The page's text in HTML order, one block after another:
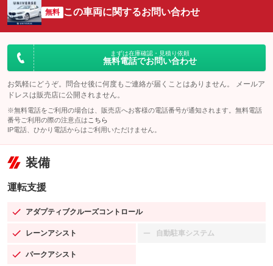
無料 この車両に関するお問い合わせ
まずは在庫確認・見積り依頼
無料電話でお問い合わせ
お気軽にどうぞ。問合せ後に何度もご連絡が届くことはありません。 メールア
ドレスは販売店に公開されません。
※無料電話をご利用の場合は、販売店へお客様の電話番号が通知されます。無料電話
番号ご利用の際の注意点は こちら
IP電話、ひかり電話からはご利用いただけません。
装備
運転支援
アダプティブクルーズコントロール
：装備あり
レーンアシスト
：装備あり 自動駐車システム
：装備なし
パークアシスト
：装備あり